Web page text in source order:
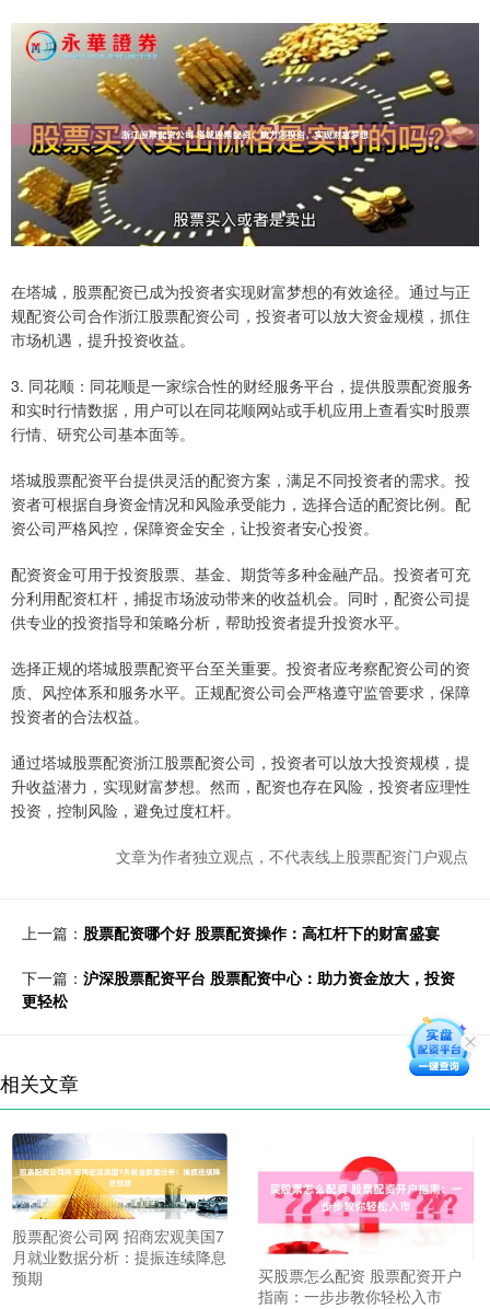
在塔城，股票配资已成为投资者实现财富梦想的有效途径。通过与正
规配资公司合作浙江股票配资公司，投资者可以放大资金规模，抓住
市场机遇，提升投资收益。
3. 同花顺：同花顺是一家综合性的财经服务平台，提供股票配资服务
和实时行情数据，用户可以在同花顺网站或手机应用上查看实时股票
行情、研究公司基本面等。
塔城股票配资平台提供灵活的配资方案，满足不同投资者的需求。投
资者可根据自身资金情况和风险承受能力，选择合适的配资比例。配
资公司严格风控，保障资金安全，让投资者安心投资。
配资资金可用于投资股票、基金、期货等多种金融产品。投资者可充
分利用配资杠杆，捕捉市场波动带来的收益机会。同时，配资公司提
供专业的投资指导和策略分析，帮助投资者提升投资水平。
选择正规的塔城股票配资平台至关重要。投资者应考察配资公司的资
质、风控体系和服务水平。正规配资公司会严格遵守监管要求，保障
投资者的合法权益。
通过塔城股票配资浙江股票配资公司，投资者可以放大投资规模，提
升收益潜力，实现财富梦想。然而，配资也存在风险，投资者应理性
投资，控制风险，避免过度杠杆。
文章为作者独立观点，不代表线上股票配资门户观点
上一篇： 股票配资哪个好 股票配资操作：高杠杆下的财富盛宴
下一篇： 沪深股票配资平台 股票配资中心：助力资金放大，投资
更轻松
相关文章
股票配资公司网 招商宏观美国7
月就业数据分析：提振连续降息
预期
买股票怎么配资 股票配资开户
指南：一步步教你轻松入市